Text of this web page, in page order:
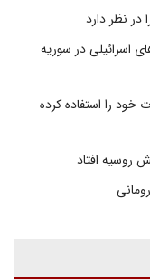
اسرائیلی در سوریه
خود را استفاده کرده
روسیه افتاد